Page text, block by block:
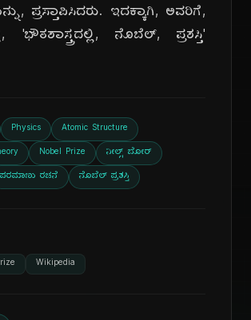
ಪ್ರಸ್ತಾಪಿಸಿದರು. ಇದಕ್ಕಾಗಿ, ಅವರಿಗೆ,
'ಭೌತಶಾಸ್ತ್ರದಲ್ಲಿ, ನೊಬೆಲ್, ಪ್ರಶಸ್ತಿ'
Physics Atomic Structure
Nobel Prize ನೀಲ್ಸ್ ಬೋರ್
ಪರಮಾಣು ರಚನೆ ನೊಬೆಲ್ ಪ್ರಶಸ್ತಿ
Wikipedia